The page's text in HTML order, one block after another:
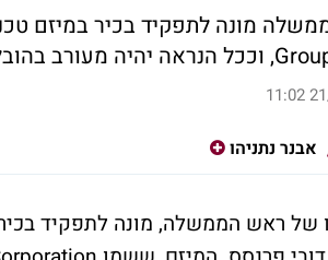
מונה לתפקיד בכיר במיזם
אבנר נתניהו